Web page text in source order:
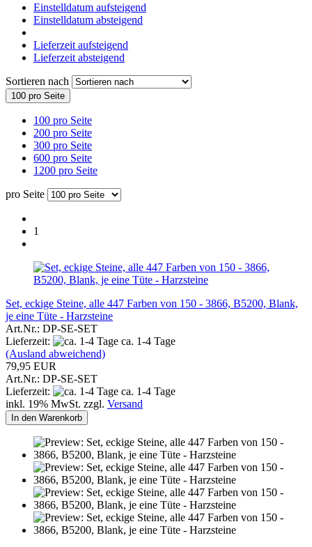
Einstelldatum aufsteigend
Einstelldatum absteigend
Lieferzeit aufsteigend
Lieferzeit absteigend
Sortieren nach
100 pro Seite
100 pro Seite
200 pro Seite
300 pro Seite
600 pro Seite
1200 pro Seite
pro Seite
1
Set, eckige Steine, alle 447 Farben von 150 - 3866, B5200, Blank,
je eine Tüte - Harzsteine
Art.Nr.: DP-SE-SET
Lieferzeit:
ca. 1-4 Tage
(Ausland abweichend)
79,95 EUR
Art.Nr.: DP-SE-SET
Lieferzeit:
ca. 1-4 Tage
inkl. 19% MwSt. zzgl. Versand
In den Warenkorb